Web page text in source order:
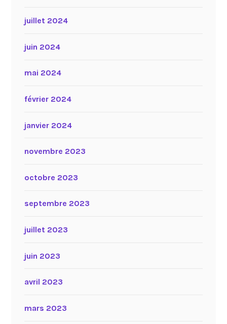
juillet 2024
juin 2024
mai 2024
février 2024
janvier 2024
novembre 2023
octobre 2023
septembre 2023
juillet 2023
juin 2023
avril 2023
mars 2023